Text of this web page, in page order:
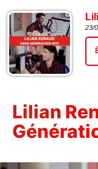
23/
Lilian